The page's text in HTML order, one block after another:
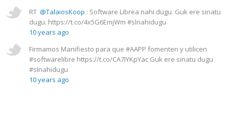
RT @TalaiosKoop : Software Librea nahi dugu. Guk ere sinatu
dugu. https://t.co/4x5G6EmjWm #slnahidugu
10 years ago
Firmamos Manifiesto para que #AAPP fomenten y utilicen
#softwarelibre https://t.co/CA7IYKpYac Guk ere sinatu dugu
#slnahidugu
10 years ago